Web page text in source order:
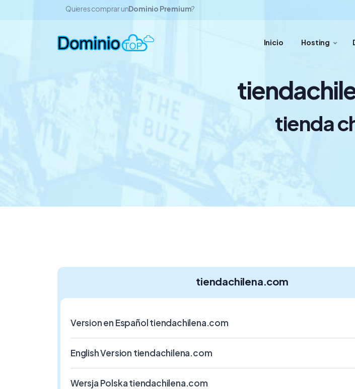
Quieres comprar unDominio Premium?
Inicio Hosting
tienda
tiendachilena.com
Version en Español tiendachilena.com
English Version tiendachilena.com
Wersja Polska tiendachilena.com